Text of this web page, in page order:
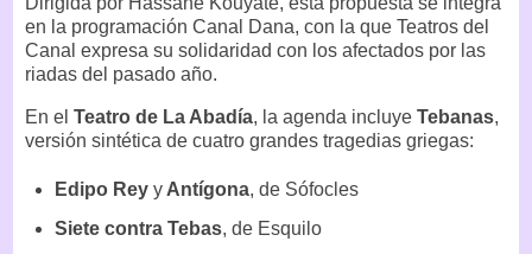
en la programación Canal Dana, con la que Teatros del
Canal expresa su solidaridad con los afectados por las
riadas del pasado año.
En el Teatro de La Abadía, la agenda incluye Tebanas,
versión sintética de cuatro grandes tragedias griegas:
Edipo ReyyAntígona, de Sófocles
Siete contra Tebas, de Esquilo